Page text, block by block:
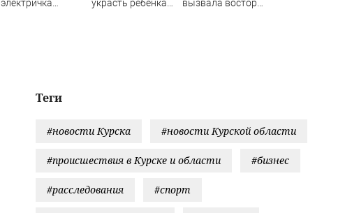
электричка
украсть ребенка
вызвала восторг
Теги
#новости Курска #новости Курской области
#происшествия в Курске и области #бизнес
#расследования #спорт